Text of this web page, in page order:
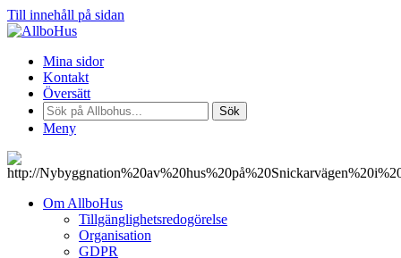
Till innehåll på sidan
Mina sidor
Kontakt
Översätt
Sök
Meny
Om AllboHus
Tillgänglighetsredogörelse
Organisation
GDPR